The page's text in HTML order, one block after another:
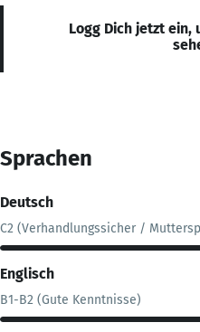
Logg Dich jetzt ein,
Sprachen
Deutsch
C2 (Verhandlungssicher /
Englisch
B1-B2 (Gute Kenntnisse)